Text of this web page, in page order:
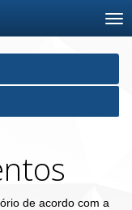
de acordo com a